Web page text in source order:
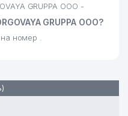
GRUPPA ООО -
GRUPPA ООО?
номер .